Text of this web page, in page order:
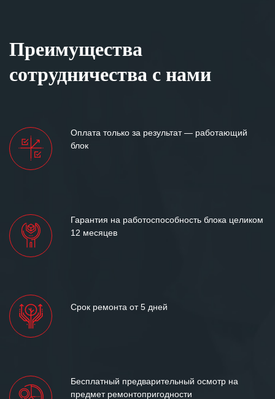
Преимущества
сотрудничества с нами
Оплата только за результат — работающий
блок
Гарантия на работоспособность блока целиком
12 месяцев
Срок ремонта от 5 дней
Бесплатный предварительный осмотр на
предмет ремонтопригодности